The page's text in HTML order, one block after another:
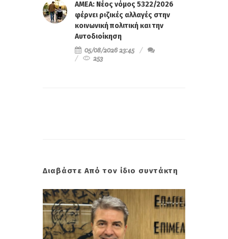
ΑΜΕΑ: Νέος νόμος 5322/2026
φέρνει ριζικές αλλαγές στην
κοινωνική πολιτική και την
Αυτοδιοίκηση
05/08/2026 23:45
253
Διαβάστε Από τον ίδιο συντάκτη